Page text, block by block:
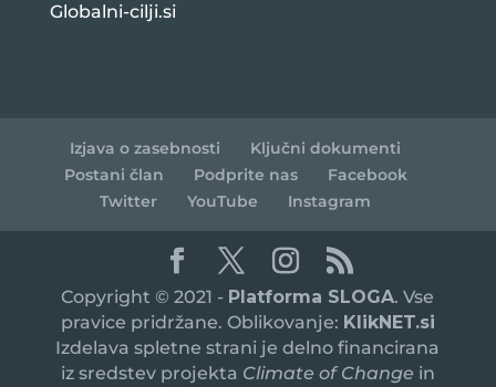
Globalni-cilji.si
Izjava o zasebnosti
Ključni dokumenti
Postani član
Podprite nas
Facebook
Twitter
YouTube Instagram
Copyright © 2021 - Platforma SLOGA. Vse
pravice pridržane. Oblikovanje: KlikNET.si
Izdelava spletne strani je delno financirana
iz sredstev projekta Climate of Change in